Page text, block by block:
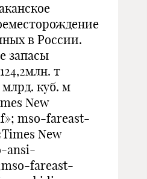
в России.
запасы
т
куб. м
New
mso-fareast-
New
ansi-
fareast-